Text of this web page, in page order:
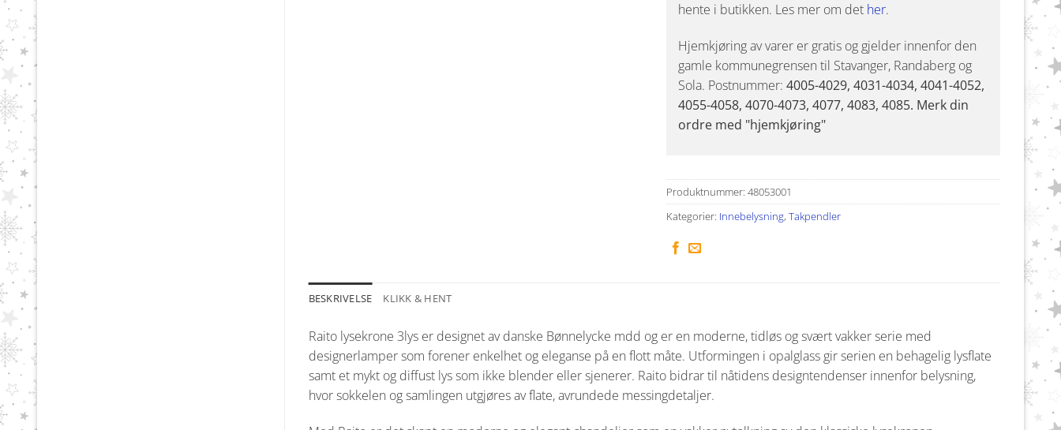
hente i butikken. Les mer om det her.
Hjemkjøring av varer er gratis og gjelder innenfor den
gamle kommunegrensen til Stavanger, Randaberg og
Sola. Postnummer: 4005-4029, 4031-4034, 4041-4052,
4055-4058, 4070-4073, 4077, 4083, 4085. Merk din
ordre med "hjemkjøring"
Produktnummer: 48053001
Kategorier: Innebelysning, Takpendler
BESKRIVELSE KLIKK & HENT
Raito lysekrone 3lys er designet av danske Bønnelycke mdd og er en moderne, tidløs og svært vakker serie med
designerlamper som forener enkelhet og eleganse på en flott måte. Utformingen i opalglass gir serien en behagelig lysflate
samt et mykt og diffust lys som ikke blender eller sjenerer. Raito bidrar til nåtidens designtendenser innenfor belysning,
hvor sokkelen og samlingen utgjøres av flate, avrundede messingdetaljer.